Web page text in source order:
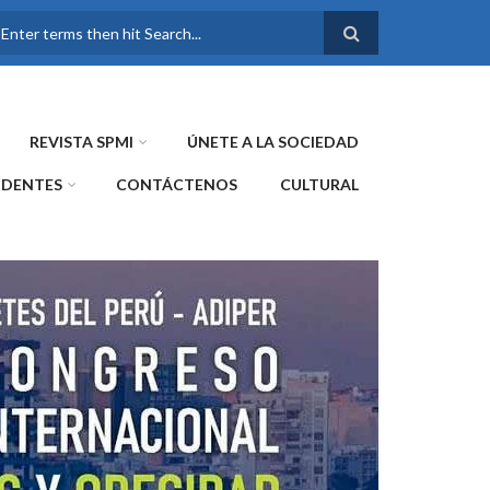
FORMULARIO DE
REVISTA SPMI ÚNETE A LA SOCIEDAD
CONTÁCTENOS CULTURAL